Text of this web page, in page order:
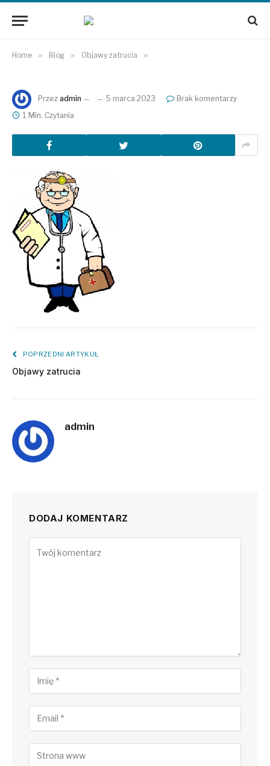
Home » Blog » Objawy zatrucia »
Przez admin 5 marca 2023
Brak komentarzy
1 Min. Czytania
POPRZEDNI ARTYKUŁ
Objawy zatrucia
admin
DODAJ KOMENTARZ